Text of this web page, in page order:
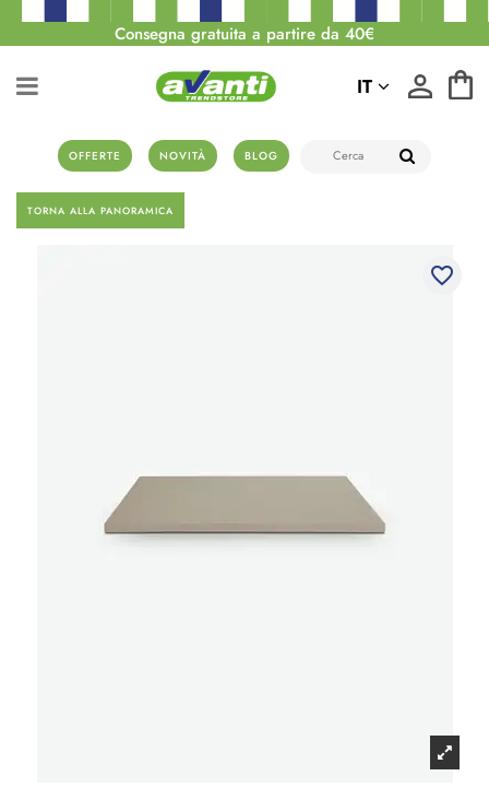
Consegna gratuita a partire da 40€
OFFERTE NOVITÀ BLOG
IT
TORNA ALLA PANORAMICA
favorite_border